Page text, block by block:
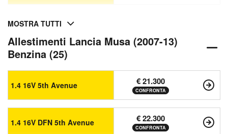
MOSTRA TUTTI
Allestimenti Lancia Musa (2007-13)
Benzina (25)
1.4 16V 5th Avenue € 21.300
CONFRONTA
1.4 16V DFN 5th Avenue € 22.300
CONFRONTA